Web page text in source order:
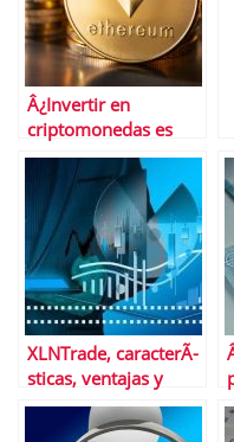
Â¿Invertir en
criptomonedas es
para todos los
inversores?
XLNTrade, caracterÃ­
sticas, ventajas y
desventajas del
brÃ³ker